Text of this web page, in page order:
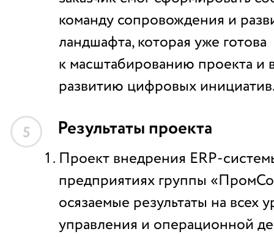
команду сопровождения и
ландшафта, которая уже готова
к масштабированию проекта и
развитию цифровых
5 Результаты проекта
Проект внедрения ERP-
предприятиях группы
осязаемые результаты на всех
управления и операционной